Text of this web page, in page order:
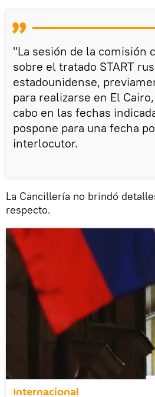
"La sesión de la comisión
sobre el tratado START
estadounidense,
para realizarse en El
cabo en las fechas
pospone para una fecha
interlocutor.
La Cancillería no brindó
respecto.
Internacional